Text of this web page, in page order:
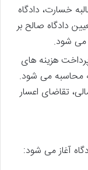
خسارت، دادگاه
دادگاه صالح بر
می شود.
هزینه های
محاسبه می شود.
تقاضای اعسار
آغاز می شود: